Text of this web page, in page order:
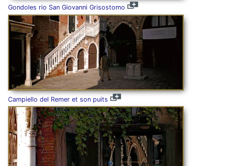
Gondoles rio San Giovanni Grisostomo
Campiello del Remer et son puits